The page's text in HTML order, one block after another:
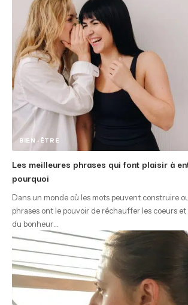
BIEN-ÊTRE
Les meilleures phrases qui font plaisir à
pourquoi
Dans un monde où les mots peuvent construire
phrases ont le pouvoir de réchauffer les coeurs
du bonheur